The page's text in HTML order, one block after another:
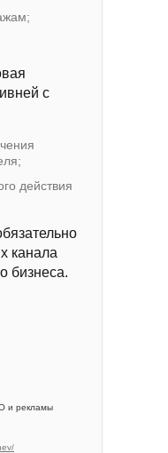
и рекламы
с
действия
канала
бизнеса.